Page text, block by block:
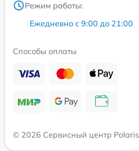
Режим работы:
Ежедневно с 9:00 до 21:00
Способы оплаты
© 2026 Сервисный центр Polaris